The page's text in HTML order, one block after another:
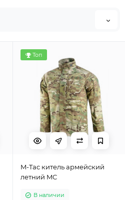
Топ
M-Tac китель армейский
летний MC
В наличии